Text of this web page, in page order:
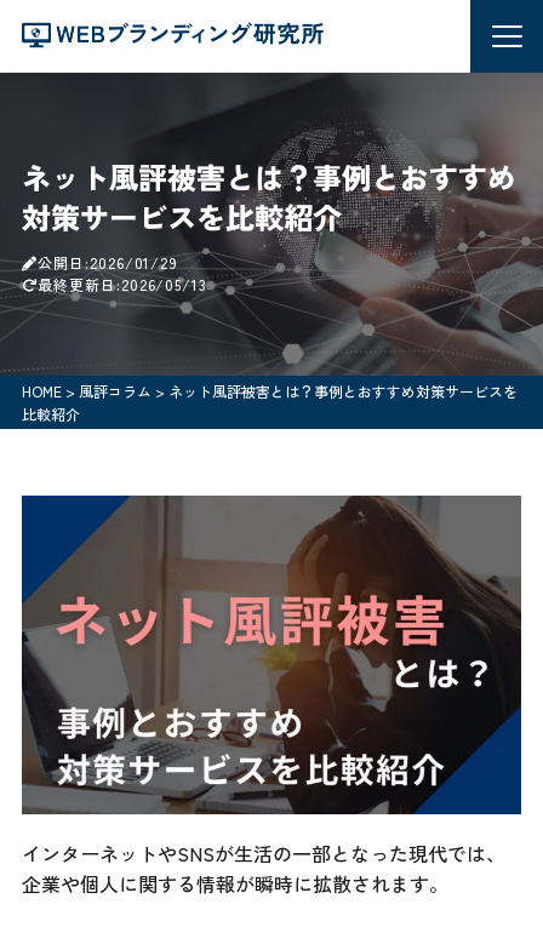
ネット風評被害とは？事例とおすすめ
対策サービスを比較紹介
公開日:2026/01/29
最終更新日:2026/05/13
HOME> 風評コラム > ネット風評被害とは？事例とおすすめ対策サービスを
比較紹介
インターネットやSNSが生活の一部となった現代では、
企業や個人に関する情報が瞬時に拡散されます。